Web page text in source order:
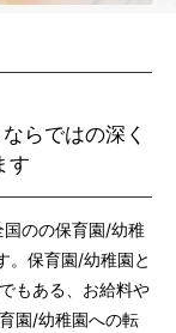
らではの深く
す
のの保育園/幼稚
。保育園/幼稚園と
もある、お給料や
園/幼稚園への転